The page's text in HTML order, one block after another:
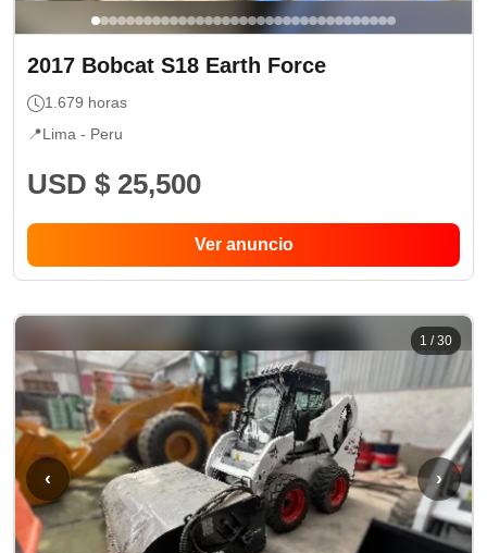
2017 Bobcat S18 Earth Force
1.679 horas
📍Lima - Peru
USD $ 25,500
Ver anuncio
‹ ›
1 /30